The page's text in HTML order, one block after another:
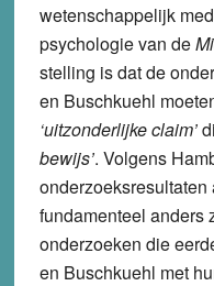
wetenschappelijk
psychologie van de
stelling is dat de
en Buschkuehl
‘uitzonderlijke claim’
bewijs’. Volgens
fundamenteel anders
onderzoeken die
en Buschkuehl met